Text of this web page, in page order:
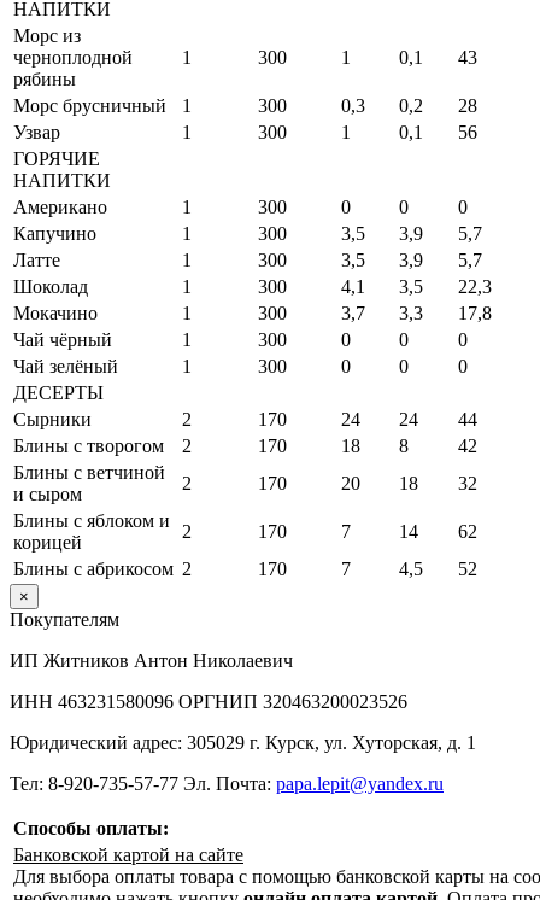
НАПИТКИ
Морс из
черноплодной
рябины
1 300 1 0,1 43
Морс брусничный 1 300 0,3 0,2
28
Узвар
1 300 1 0,1
56
ГОРЯЧИЕ
НАПИТКИ
Американо
1 300 0 0
0
Капучино
1 300 3,5 3,9
5,7
Латте
1 300 3,5 3,9
5,7
Шоколад
1 300 4,1 3,5
22,3
Мокачино
1 300 3,7 3,3
17,8
Чай чёрный
1 300 0 0
0
Чай зелёный
1 300 0 0
0
ДЕСЕРТЫ
Сырники
2 170 24 24
44
Блины с творогом
2 170 18 8
42
Блины с ветчиной
и сыром
2 170 20 18
32
Блины с яблоком и
корицей
2 170 7 14
62
Блины с абрикосом 2 170 7 4,5 52
×
Покупателям
ИП Житников Антон Николаевич
ИНН 463231580096 ОРГНИП 320463200023526
Юридический адрес: 305029 г. Курск, ул. Хуторская, д. 1
Тел: 8-920-735-57-77 Эл. Почта: papa.lepit@yandex.ru
Способы оплаты:
Банковской картой на сайте
Для выбора оплаты товара с помощью банковской карты на